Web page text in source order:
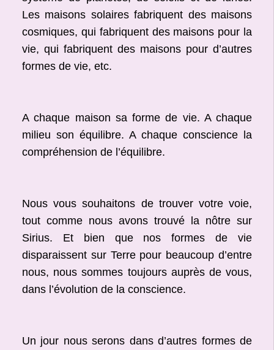
Les maisons solaires fabriquent des maisons
cosmiques, qui fabriquent des maisons pour la
vie, qui fabriquent des maisons pour d’autres
formes de vie, etc.
A chaque maison sa forme de vie. A chaque
milieu son équilibre. A chaque conscience la
compréhension de l’équilibre.
Nous vous souhaitons de trouver votre voie,
tout comme nous avons trouvé la nôtre sur
Sirius. Et bien que nos formes de vie
disparaissent sur Terre pour beaucoup d’entre
nous, nous sommes toujours auprès de vous,
dans l’évolution de la conscience.
Un jour nous serons dans d’autres formes de